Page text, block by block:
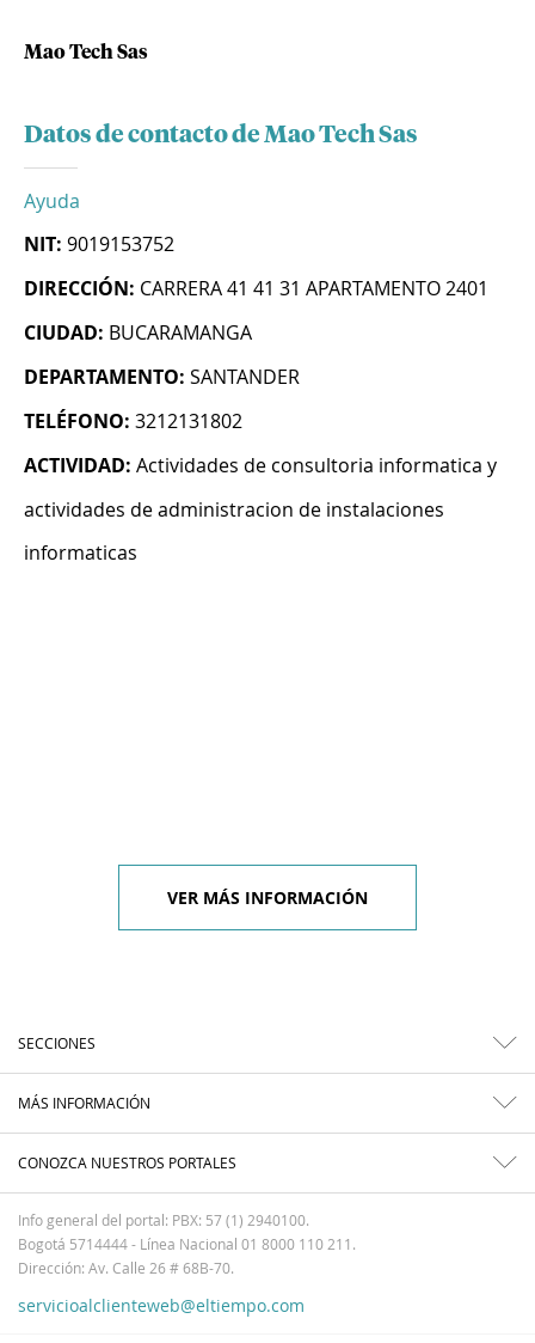
Mao Tech Sas
Datos de contacto de Mao Tech Sas
Ayuda
NIT: 9019153752
DIRECCIÓN: CARRERA 41 41 31 APARTAMENTO 2401
CIUDAD: BUCARAMANGA
DEPARTAMENTO: SANTANDER
TELÉFONO: 3212131802
ACTIVIDAD: Actividades de consultoria informatica y
actividades de administracion de instalaciones
informaticas
VER MÁS INFORMACIÓN
SECCIONES
MÁS INFORMACIÓN
CONOZCA NUESTROS PORTALES
Info general del portal: PBX: 57 (1) 2940100.
Bogotá 5714444 - Línea Nacional 01 8000 110 211.
Dirección: Av. Calle 26 # 68B-70.
servicioalclienteweb@eltiempo.com